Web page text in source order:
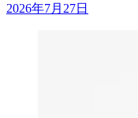
2026年7月27日